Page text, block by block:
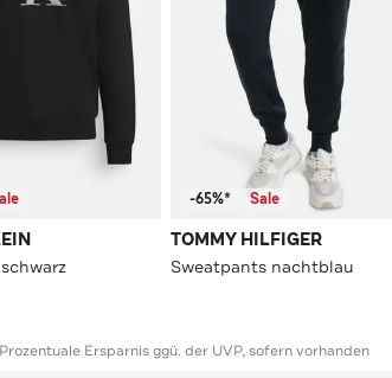
-65%* Sale
TOMMY HILFIGER
Sweatpants nachtblau
Ersparnis ggü. der UVP, sofern vorhanden